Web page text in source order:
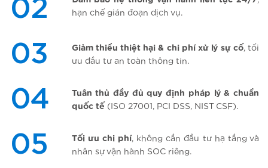
02
hạn chế gián đoạn dịch vụ.
03 Giảm thiểu thiệt hại & chi phí xử lý sự cố,tối
ưu đầu tưan toàn thông tin.
04 Tuânthủ đầy đủ quy định pháp lý&chuẩn
quốc tế (ISO 27001, PCI DSS, NIST CSF).
05 Tối ưu chi phí, không cần đầu tư hạ tầng và
nhân sự vận hành SOC riêng.